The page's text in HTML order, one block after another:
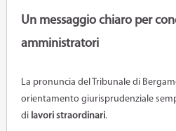
Un messaggio chiaro per
amministratori
La pronuncia del Tribunale di
orientamento giurisprudenziale
di lavori straordinari.